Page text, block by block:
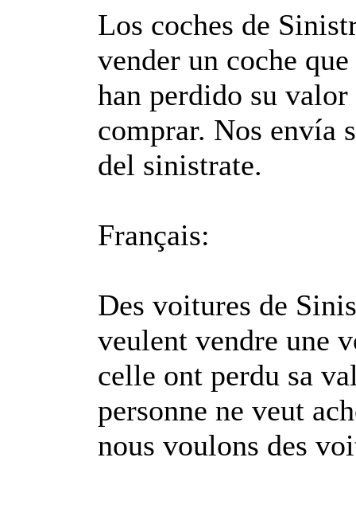
Los coches de
vender un coche
han perdido su valor
comprar. Nos envía
del sinistrate.
Français:
Des voitures de
veulent vendre une
celle ont perdu sa
personne ne veut
nous voulons des